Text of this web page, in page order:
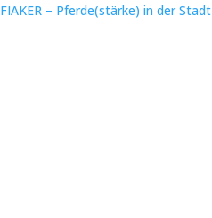
FIAKER – Pferde(stärke) in der Stadt